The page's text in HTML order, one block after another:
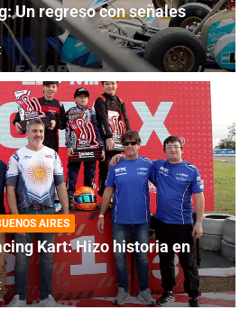
Un regreso con señales
AIRES
Kart: Hizo historia en